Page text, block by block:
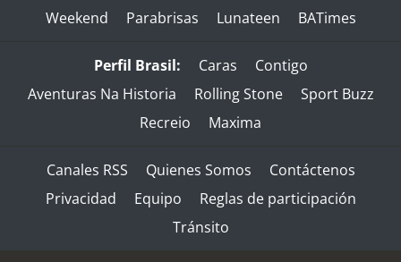
Weekend
Parabrisas Lunateen BATimes
Perfil Brasil: Caras
Contigo
Aventuras Na Historia
Rolling Stone
Sport Buzz
Recreio
Maxima
Canales RSS Quienes Somos
Contáctenos
Privacidad
Equipo
Reglas de participación
Tránsito